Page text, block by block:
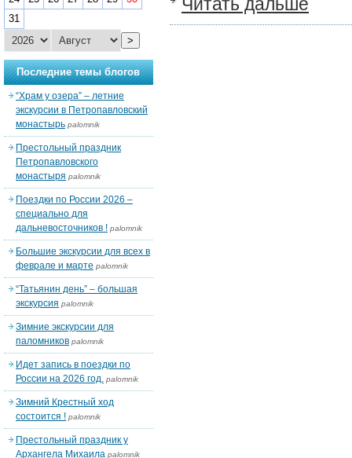
31
>
Последние темы блогов
“Храм у озера” – летние
экскурсии в Петропавловский
монастырь palomnik
Престольный праздник
Петропавловского
монастыря palomnik
Поездки по России 2026 –
специально для
дальневосточников ! palomnik
Большие экскурсии для всех в
феврале и марте palomnik
“Татьянин день” – большая
экскурсия palomnik
Зимние экскурсии для
паломников palomnik
Идет запись в поездки по
России на 2026 год. palomnik
Зимний Крестный ход
состоится ! palomnik
Престольный праздник у
Архангела Михаила palomnik